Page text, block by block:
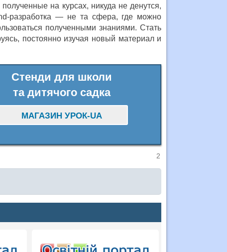
на курсах, никуда не денутся,
разработка — не та сфера, где можно
полученными знаниями. Стать
постоянно изучая новый материал и
Стенди для школи
та дитячого садка
МАГАЗИН УРОК-UA
2